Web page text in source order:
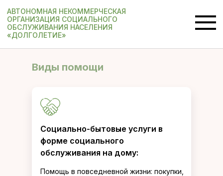
АВТОНОМНАЯ НЕКОММЕРЧЕСКАЯ
ОРГАНИЗАЦИЯ СОЦИАЛЬНОГО
ОБСЛУЖИВАНИЯ НАСЕЛЕНИЯ
«ДОЛГОЛЕТИЕ»
Виды помощи
Социально-бытовые услуги в
форме социального
обслуживания на дому:
Помощь в повседневной жизни: покупки,